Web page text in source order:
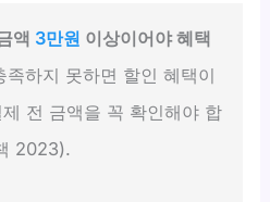
액 3만원 이상이어야 혜택
족하지 못하면 할인 혜택이
전 금액을 꼭 확인해야 합
2023).